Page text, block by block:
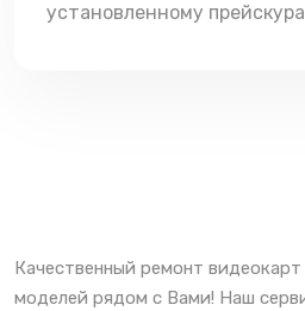
установленному
Качественный ремонт
моделей рядом с Вами! Наш